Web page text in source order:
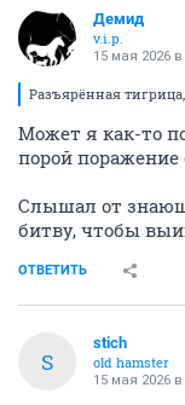
Демид
v.i.p.
15 мая 2026 в
Разъярённая
Может я как-то
порой
Слышал от
битву, чтобы
ОТВЕТИТЬ
S
stich
old hamster
15 мая 2026 в